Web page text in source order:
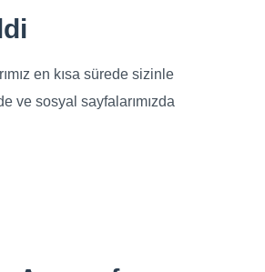
en kısa sürede sizinle
ve sosyal sayfalarımızda